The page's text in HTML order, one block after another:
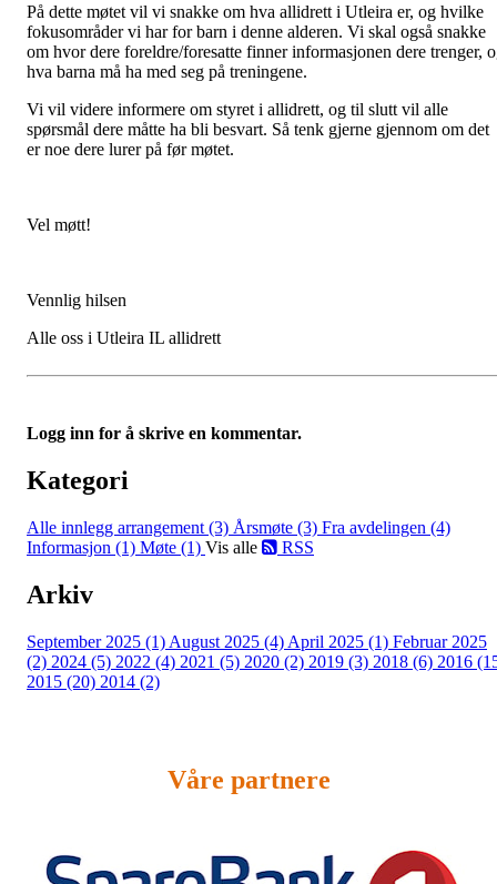
På dette møtet vil vi snakke om hva allidrett i Utleira er, og hvilke
fokusområder vi har for barn i denne alderen. Vi skal også snakke
om hvor dere foreldre/foresatte finner informasjonen dere trenger,
hva barna må ha med seg på treningene.
Vi vil videre informere om styret i allidrett, og til slutt vil alle
spørsmål dere måtte ha bli besvart. Så tenk gjerne gjennom om det
er noe dere lurer på før møtet.
Vel møtt!
Vennlig hilsen
Alle oss i Utleira IL allidrett
Logg inn for å skrive en kommentar.
Kategori
Alle innlegg arrangement (3) Årsmøte (3) Fra avdelingen (4)
Informasjon (1) Møte (1) Vis alle RSS
Arkiv
September 2025 (1) August 2025 (4) April 2025 (1) Februar 2025
(2) 2024 (5) 2022 (4) 2021 (5) 2020 (2) 2019 (3) 2018 (6) 2016
2015 (20) 2014 (2)
Våre partnere